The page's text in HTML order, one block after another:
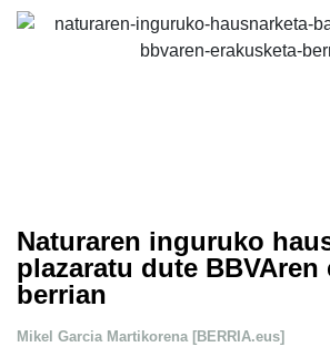
Naturaren inguruko
plazaratu dute BBVAren
berrian
Mikel Garcia Martikorena [BERRIA.eus]